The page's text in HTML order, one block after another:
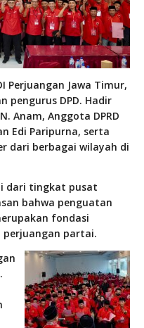
Perjuangan Jawa Timur,
pengurus DPD. Hadir
Anam, Anggota DPRD
Edi Paripurna, serta
dari berbagai wilayah di
dari tingkat pusat
bahwa penguatan
fondasi
partai.